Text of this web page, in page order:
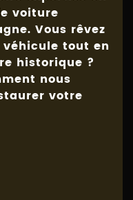
voiture
. Vous rêvez
tout en
historique ?
nous
votre